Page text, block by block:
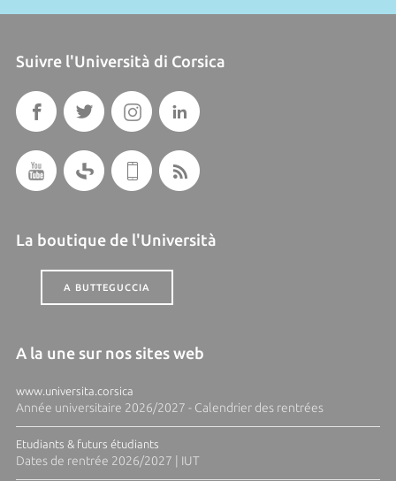
Suivre l'Università di Corsica
La boutique de l'Università
A BUTTEGUCCIA
A la une sur nos sites web
www.universita.corsica
Année universitaire 2026/2027 - Calendrier des rentrées
Etudiants & futurs étudiants
Dates de rentrée 2026/2027 | IUT